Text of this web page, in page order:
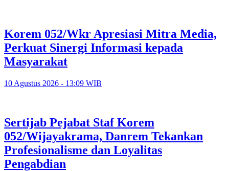
Korem 052/Wkr Apresiasi Mitra Media,
Perkuat Sinergi Informasi kepada
Masyarakat
10 Agustus 2026 - 13:09 WIB
Sertijab Pejabat Staf Korem
052/Wijayakrama, Danrem Tekankan
Profesionalisme dan Loyalitas
Pengabdian